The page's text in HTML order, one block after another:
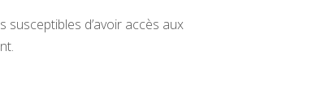
d’avoir accès aux